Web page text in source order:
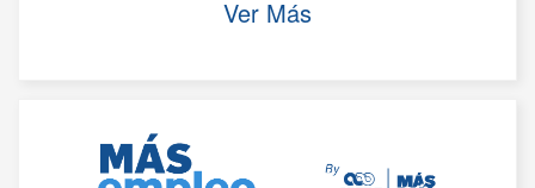
Ver Más